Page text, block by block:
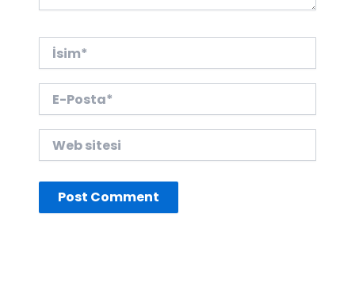
İsim*
Posta*
sitesi